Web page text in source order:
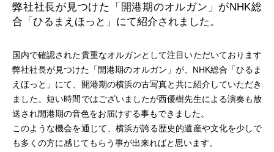
弊社社長が見つけた「開港期のオルガン」がNHK総
合「ひるまえほっと」にて紹介されました。
国内で確認された貴重なオルガンとして注目いただいております
弊社社長が見つけた「開港期のオルガン」が、NHK総合「ひるま
えほっと」にて、開港期の横浜の古写真と共に紹介していただき
ました。短い時間ではございましたが西優樹先生による演奏も放
送され開港期の音色をお届けする事もできました。
このような機会を通じて、横浜が誇る歴史的遺産や文化を少しで
も多くの方に感じてもらう事が出来ればと思います。